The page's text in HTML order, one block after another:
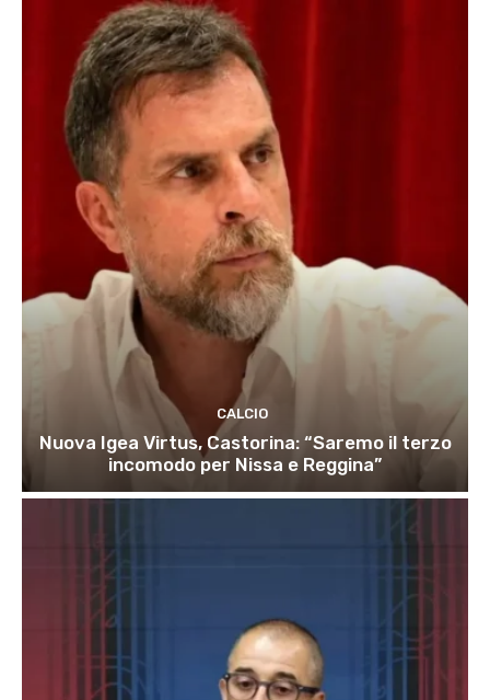
CALCIO
Nuova Igea Virtus, Castorina: “Saremo il terzo
incomodo per Nissa e Reggina”